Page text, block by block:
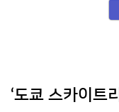
‘도쿄 스카이트